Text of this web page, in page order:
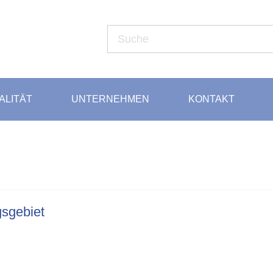
UNTERNEHMEN KONTAKT